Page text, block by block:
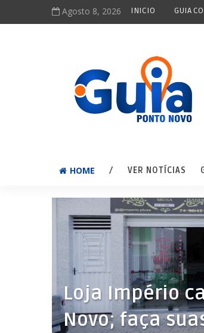
Agosto 8, 2026 INICIO GUIA
HOME / VER NOTÍCIAS
Loja Império
Novo; faça